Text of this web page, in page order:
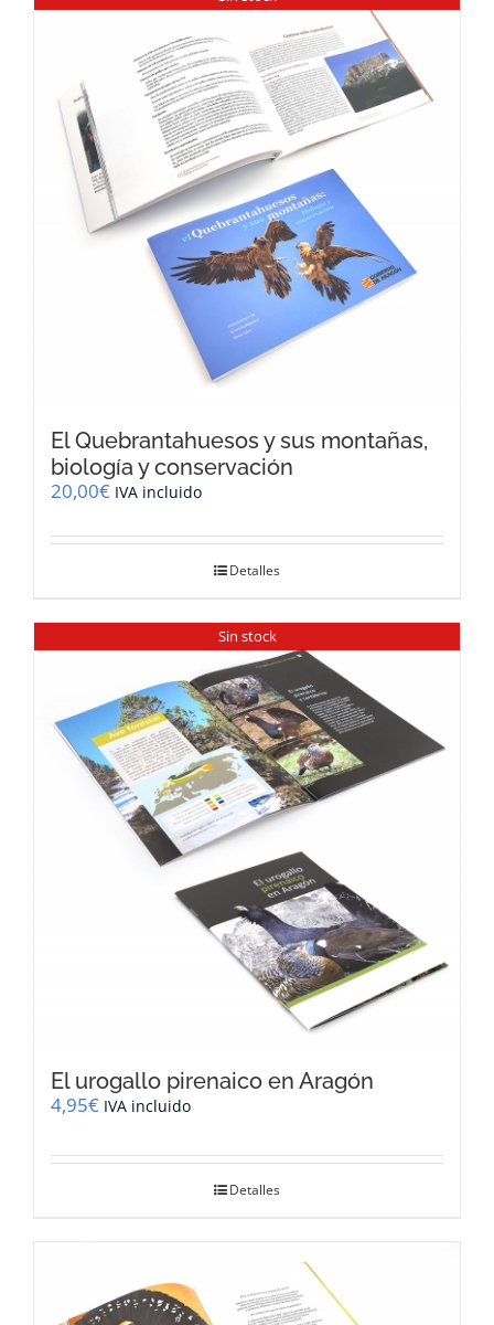
El Quebrantahuesos y sus montañas,
biología y conservación
20,00€ IVA incluido
Detalles
Sin stock
El urogallo pirenaico en Aragón
4,95€ IVA incluido
Detalles